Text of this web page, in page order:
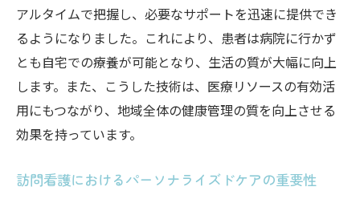
訪問看護で提供される包括的なケアの内容
患者と家族を支える訪問看護のサポート体
制
訪問看護のサポート体制が生む安心感
地域の健康を支える訪問看護のネットワー
ク
アルタイムで把握し、必要なサポートを迅速に提供でき
るようになりました。これにより、患者は病院に行かず
とも自宅での療養が可能となり、生活の質が大幅に向上
します。また、こうした技術は、医療リソースの有効活
用にもつながり、地域全体の健康管理の質を向上させる
効果を持っています。
訪問看護におけるパーソナライズドケアの重要性